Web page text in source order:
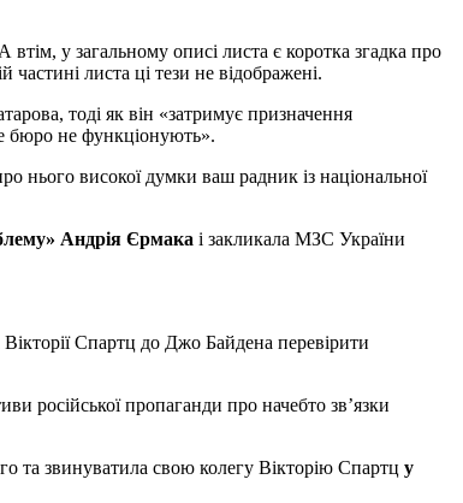
у загальному описі листа є коротка згадка про
частині листа ці тези не відображені.
тоді як він «затримує призначення
бюро не функціонують».
високої думки ваш радник із національної
Андрія Єрмака і закликала МЗС України
Спартц до Джо Байдена перевірити
російської пропаганди про начебто зв’язки
та звинуватила свою колегу Вікторію Спартц у